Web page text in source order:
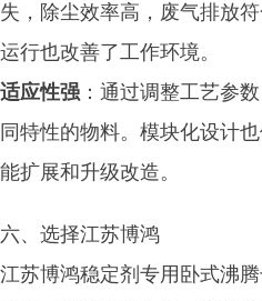
失，除尘效率高，废气排放
运行也改善了工作环境。
适应性强 ：通过调整工艺参
同特性的物料。模块化设计
能扩展和升级改造。
六、选择江苏博鸿
江苏博鸿稳定剂专用卧式沸